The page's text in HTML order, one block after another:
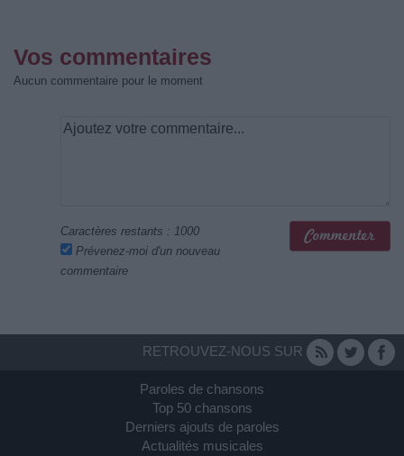
Vos commentaires
Aucun commentaire pour le moment
Caractères restants : 1000
Prévenez-moi d'un nouveau
commentaire
RETROUVEZ-NOUS SUR
Paroles de chansons
Top 50 chansons
Derniers ajouts de paroles
Actualités musicales